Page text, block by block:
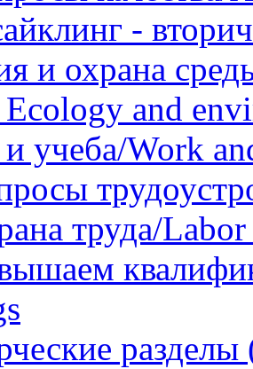
-
и охрана
and
и учеба/Work
труда/Labor